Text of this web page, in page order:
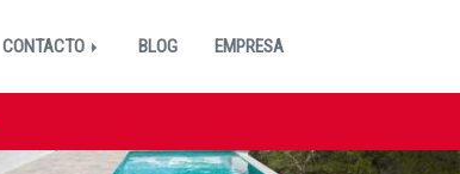
CONTACTO BLOG EMPRESA